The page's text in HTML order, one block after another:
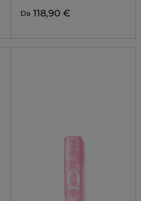
Da 118,90 €